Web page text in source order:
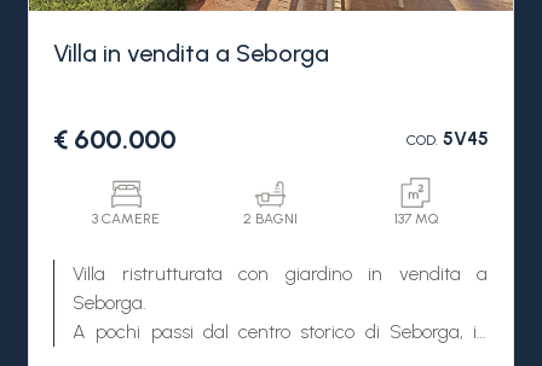
Villa in vendita a Seborga
€ 600.000 COD.5V45
3 CAMERE 2 BAGNI 137 MQ
Villa ristrutturata con giardino in vendita a
Seborga.
A pochi passi dal centro storico di Seborga, in